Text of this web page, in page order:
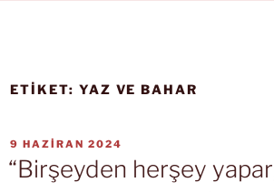
ETIKET: YAZ VE BAHAR
YAYIM
TARIHI
9 HAZIRAN 2024
“Birşeyden herşey